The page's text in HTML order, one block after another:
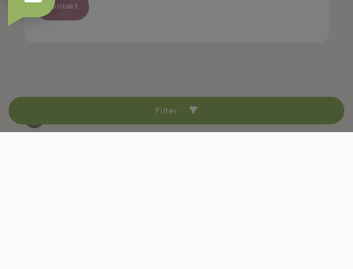
Filter
Kontakt
4.4/5